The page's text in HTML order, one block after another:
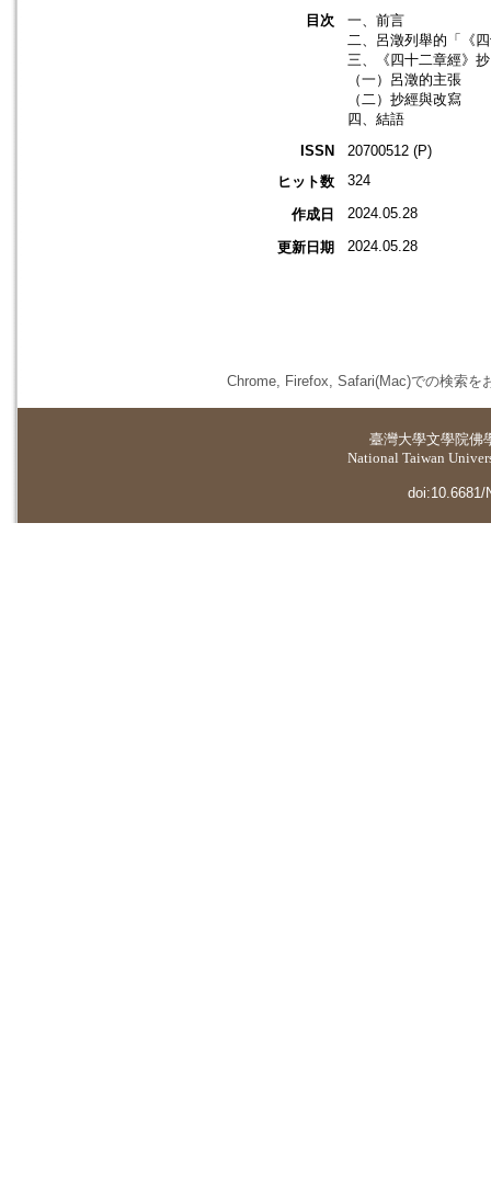
目次
一、前言
二、呂澂列舉的「《
三、《四十二章經》
（一）呂澂的主張
（二）抄經與改寫
四、結語
ISSN
20700512 (P)
ヒット数
324
作成日 2024.05.28
更新日期 2024.05.28
Chrome, Firefox, Safari(Mac)での検索を
臺灣大學文學院佛
National Taiwan
doi:10.6681/